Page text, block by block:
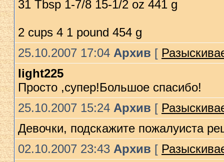
31 Tbsp 1-7/8 15-1/2 oz 441 g
2 cups 4 1 pound 454 g
25.10.2007 17:04 Архив [
light225
Просто ,супер!Большое спасибо!
25.10.2007 15:24 Архив [
Девочки, подскажите пожалуиста
02.10.2007 23:43 Архив [